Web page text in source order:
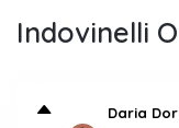
Indovinelli
Daria